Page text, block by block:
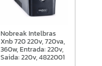
Nobreak Intelbras
Xnb 720 220v, 720va,
360w, Entrada: 220v,
Saida: 220v, 4822001